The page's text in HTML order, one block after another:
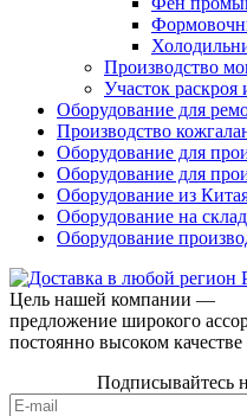
Производство
Участок раскроя
Оборудование для
Производство
Оборудование для
Оборудование для
Оборудование из
Оборудование на
Оборудование
Цель нашей компании —
предложение широкого
постоянно высоком
Подписывайтесь